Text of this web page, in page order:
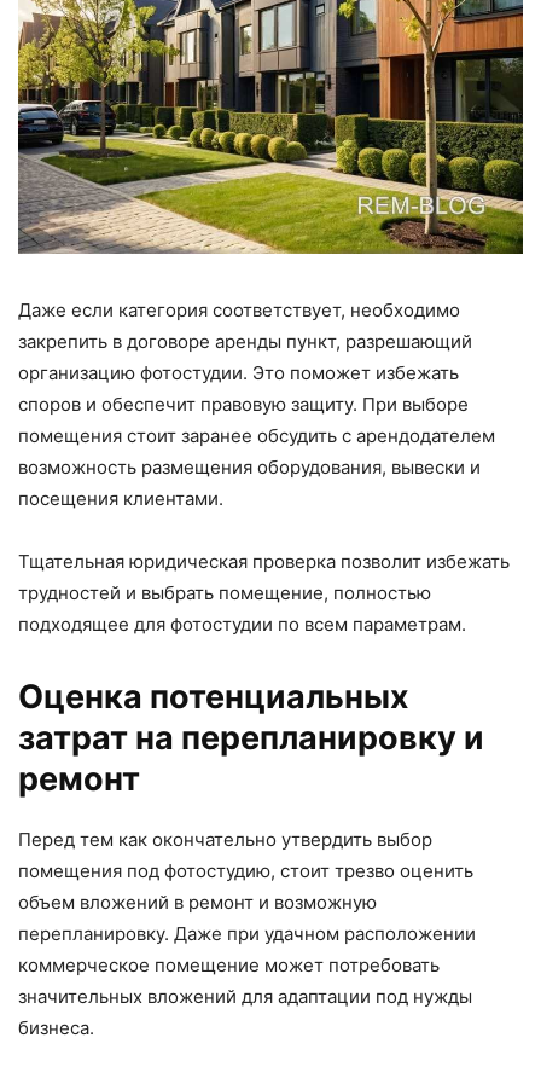
Даже если категория соответствует, необходимо
закрепить в договоре аренды пункт, разрешающий
организацию фотостудии. Это поможет избежать
споров и обеспечит правовую защиту. При выборе
помещения стоит заранее обсудить с арендодателем
возможность размещения оборудования, вывески и
посещения клиентами.
Тщательная юридическая проверка позволит избежать
трудностей и выбрать помещение, полностью
подходящее для фотостудии по всем параметрам.
Оценка потенциальных
затрат на перепланировку и
ремонт
Перед тем как окончательно утвердить выбор
помещения под фотостудию, стоит трезво оценить
объем вложений в ремонт и возможную
перепланировку. Даже при удачном расположении
коммерческое помещение может потребовать
значительных вложений для адаптации под нужды
бизнеса.